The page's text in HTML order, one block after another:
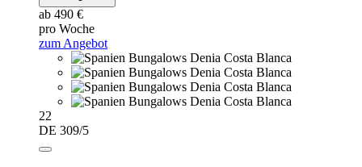
ab 490 €
pro Woche
zum Angebot
22
DE 309/5